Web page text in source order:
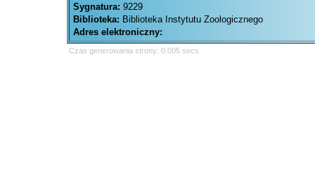
Sygnatura: 9229
Biblioteka: Biblioteka Instytutu Zoologicznego
Adres elektroniczny:
Czas generowania strony: 0.005 secs.